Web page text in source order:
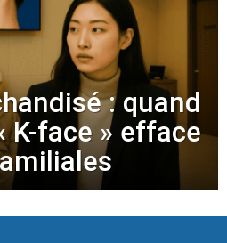
: quand
K-face » efface